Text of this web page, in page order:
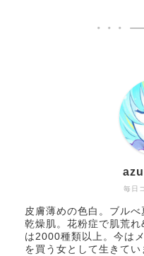
毎日
azu
皮膚薄めの色白。ブル
乾燥肌。花粉症で肌荒
は2000種類以上。今は
を買う女として生きてい